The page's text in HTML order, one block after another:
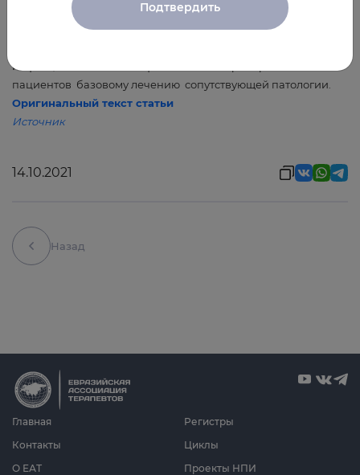
хроническими неинфекционными заболеваниями, прежде
всего сердечно-сосудистыми и сахарным диабетом,
инфекции отмечено на фоне высокой приверженности
пациентов базовому лечению сопутствующей патологии.
Оригинальный текст статьи
Источник
14.10.2021
Назад
Главная
О ЕАТ
Циклы
Проекты НПИ
Регистры
Контакты
Подтвердить